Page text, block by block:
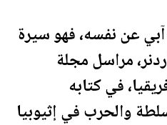
عن نفسه، فهو سيرة
مراسل مجلة
في كتابه
والحرب في إثيوبيا